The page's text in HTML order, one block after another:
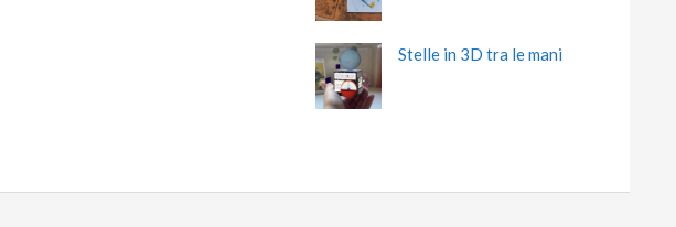
Stelle in 3D tra le mani